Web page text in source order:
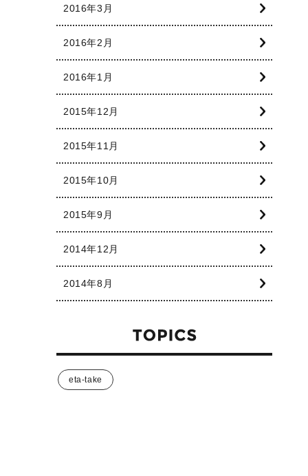
2016年3月
2016年2月
2016年1月
2015年12月
2015年11月
2015年10月
2015年9月
2014年12月
2014年8月
eta-take